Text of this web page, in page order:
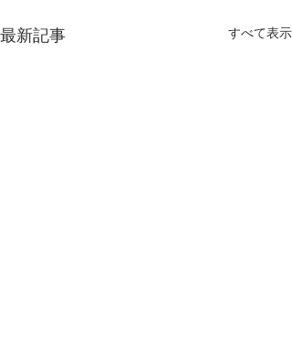
最新記事 すべて表示